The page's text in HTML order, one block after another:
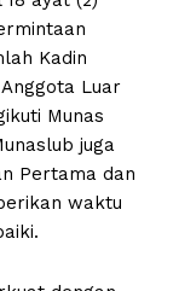
Kadin
Luar
Munas
juga
Pertama dan
waktu